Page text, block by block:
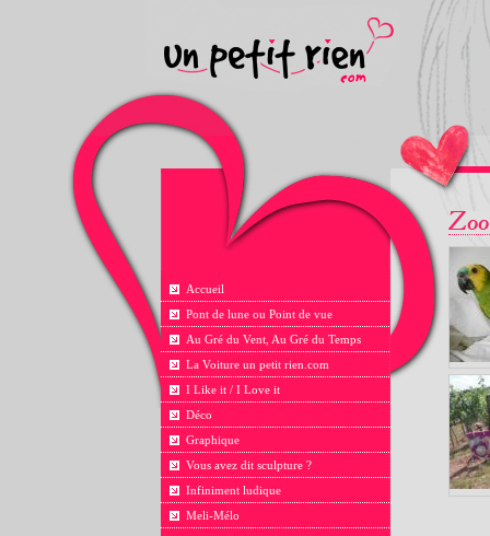
Accueil
Pont de lune ou Point de vue
Au Gré du Vent, Au Gré du Temps
La Voiture un petit rien.com
I Like it / I Love it
Déco
Graphique
Vous avez dit sculpture ?
Infiniment ludique
Meli-Mélo